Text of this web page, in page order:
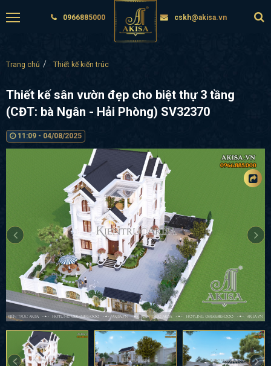
0966885000 cskh@akisa.vn
Trang chủ Thiết kế kiến trúc
Thiết kế sân vườn đẹp cho biệt thự 3 tầng
(CĐT: bà Ngân - Hải Phòng) SV32370
11:09 - 04/08/2025